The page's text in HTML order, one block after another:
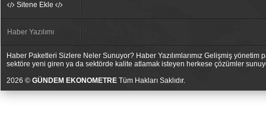
Sitene Ekle
Haber Yazılımı
Haber Paketleri Sizlere Neler Sunuyor? Haber Yazılımlarımız Gelişmiş
sektöre yeni giren ya da sektörde kalite atlamak isteyen herkese çözümler
2026 © GÜNDEM EKONOMETRE Tüm Hakları Saklıdır.